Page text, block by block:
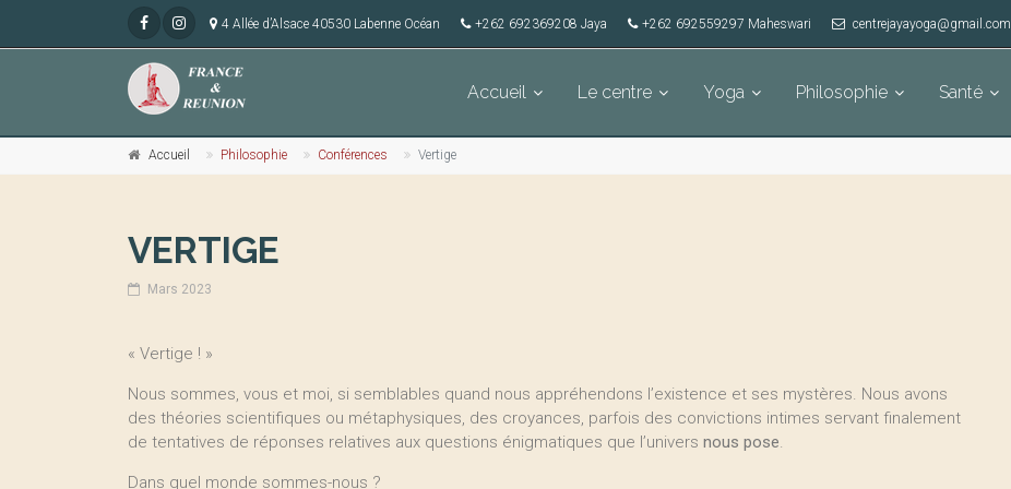
4 Allée d’Alsace 40530 Labenne Océan +262 692369208 Jaya +262 692559297 Maheswari centrejayayoga@gmail.com
Accueil Le centre Yoga Philosophie Santé
Accueil Philosophie Conférences Vertige
VERTIGE
Mars 2023
« Vertige ! »
Nous sommes, vous et moi, si semblables quand nous appréhendons l’existence et ses mystères. Nous avons
des théories scientifiques ou métaphysiques, des croyances, parfois des convictions intimes servant finalement
de tentatives de réponses relatives aux questions énigmatiques que l’univers nous pose.
Dans quel monde sommes-nous ?